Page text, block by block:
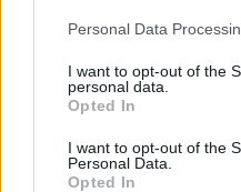
Personal Data
I want to opt-out of the
personal data.
Opted In
I want to opt-out of the
Personal Data.
Opted In
detto El Turco, legato
Petro Jr avrebbe
acquistare una villa a